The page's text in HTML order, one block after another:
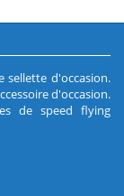
sellette d'occasion.
d'occasion.
de speed flying